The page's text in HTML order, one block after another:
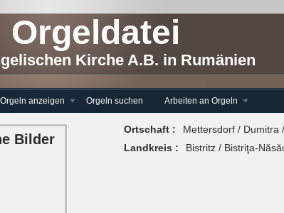
Orgeldatei
Kirche A.B. in Rumänien
Orgeln anzeigen Orgeln suchen Arbeiten an Orgeln
Bilder
Ortschaft :
Mettersdorf / Dumitra
Landkreis :
Bistritz / Bistriţa-